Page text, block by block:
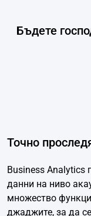
Бъдете
Точно
Business Analytics
данни на ниво
множество
джаджите, за да